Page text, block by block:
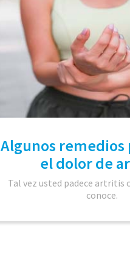
Algunos remedios
el dolor de
Tal vez usted padece artritis
conoce.